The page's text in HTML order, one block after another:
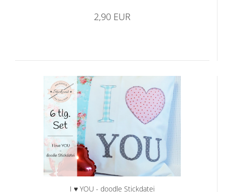
2,90 EUR
I ♥ YOU - doodle Stickdatei